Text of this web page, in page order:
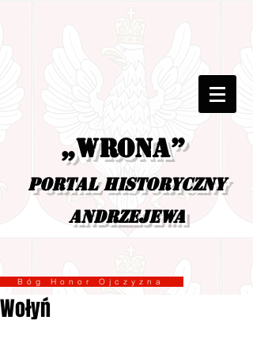
„Wrona”
portal historyczny
Andrzejewa
Honor Ojczyzna
Wołyń